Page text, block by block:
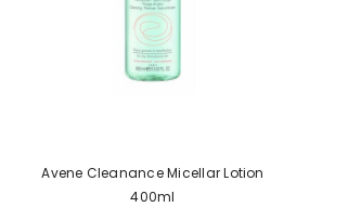
Avene Cleanance Micellar Lotion
400ml